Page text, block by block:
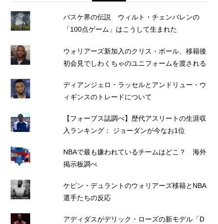
バスケ界の伝説 ウィルト・チェンバレンの
「100点ゲーム」はこうして生まれた
ウォリアーズ新加入のクリス・ポール、移籍後
初会見でしわくちゃのユニフォームを渡される
ディアンジェロ・ラッセルとアンドリュー・ウ
ィギンスのトレードについて
【フォーブス誌調べ】歴代アスリートの生涯収
入ランキング： ジョーダンが今なお1位
NBAで最も嫌われているチームはどこ？ 海外
掲示板調べ
ケビン・デュラントのウォリアーズ移籍とNBA
選手たちの反応
アディダスがデリック・ローズの新モデル「D